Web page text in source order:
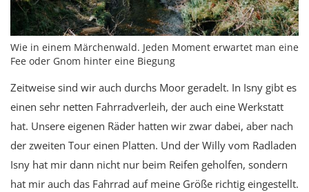
Wie in einem Märchenwald. Jeden Moment erwartet man eine
Fee oder Gnom hinter eine Biegung
Zeitweise sind wir auch durchs Moor geradelt. In Isny gibt es
einen sehr netten Fahrradverleih, der auch eine Werkstatt
hat. Unsere eigenen Räder hatten wir zwar dabei, aber nach
der zweiten Tour einen Platten. Und der Willy vom Radladen
Isny hat mir dann nicht nur beim Reifen geholfen, sondern
hat mir auch das Fahrrad auf meine Größe richtig eingestellt.